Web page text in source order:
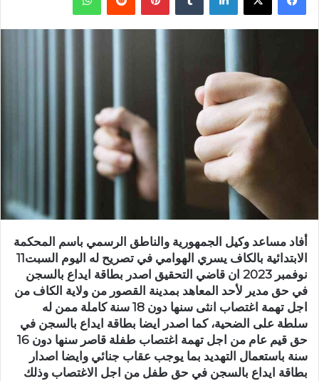
أفاد مساعد وكيل الجمهورية والناطق الرسمي باسم المحكمة
الابتدائية بالكاف يسري الهوامي في تصريح له اليوم السبت11
نوفمبر 2023 ان قاضي التحقيق اصدر بطاقة ايداع بالسجن
في حق مدير لأحد المعاهد بمدينة القصور من ولاية الكاف من
اجل تهمة اغتصاب انثى سنها دون 18 سنة كاملة ممن له
سلطة على الضحية، كما اصدر ايضا بطاقة ايداع بالسجن في
حق قيم عام من اجل تهمة اغتصاب طفلة قاصر سنها دون 16
سنة باستعمال التهديد بما يوجب عقاب جنائي وايضا اصدار
بطاقة ايداع بالسجن في حق طفل من اجل الاغتصاب وذلك